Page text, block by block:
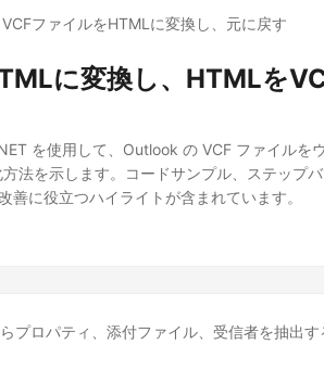
に変換し、HTMLを
を使用して、Outlook の VCF ファイルを
法を示します。コードサンプル、ステップ
に役立つハイライトが含まれています。